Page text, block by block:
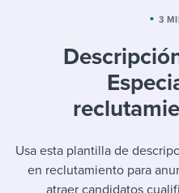
Topics
I NEED
Job
I’m a
I WANT
3
Usa esta plantilla de
en reclutamiento para
atraer candidatos